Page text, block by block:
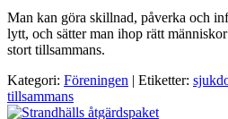
Man kan göra skillnad, påverka och
lytt, och sätter man ihop rätt
stort tillsammans.
Kategori: Föreningen | Etiketter:
tillsammans